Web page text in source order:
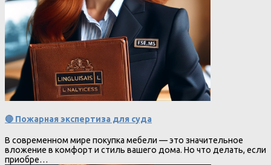
🔴 Пожарная экспертиза для суда
В современном мире покупка мебели — это значительное
вложение в комфорт и стиль вашего дома. Но что делать, если
приобре…